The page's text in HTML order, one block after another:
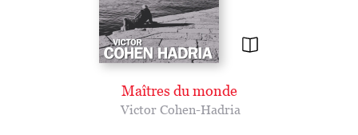
Maîtres du monde
Victor Cohen-Hadria